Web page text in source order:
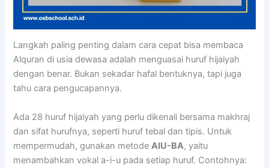
Langkah paling penting dalam cara cepat bisa membaca
Alquran di usia dewasa adalah menguasai huruf hijaiyah
dengan benar. Bukan sekadar hafal bentuknya, tapi juga
tahu cara pengucapannya.
Ada 28 huruf hijaiyah yang perlu dikenali bersama makhraj
dan sifat hurufnya, seperti huruf tebal dan tipis. Untuk
mempermudah, gunakan metode AIU-BA, yaitu
menambahkan vokal a-i-u pada setiap huruf. Contohnya: